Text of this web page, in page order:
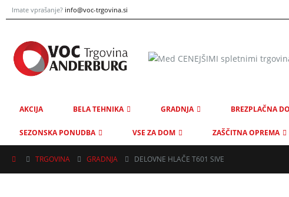
Imate vprašanje? info@voc-trgovina.si
AKCIJA BELA TEHNIKA GRADNJA BREZPLAČNA
SEZONSKA PONUDBA VSE ZA DOM ZAŠČITNA OPREMA
TRGOVINA GRADNJA DELOVNE HLAČE T601 SIVE